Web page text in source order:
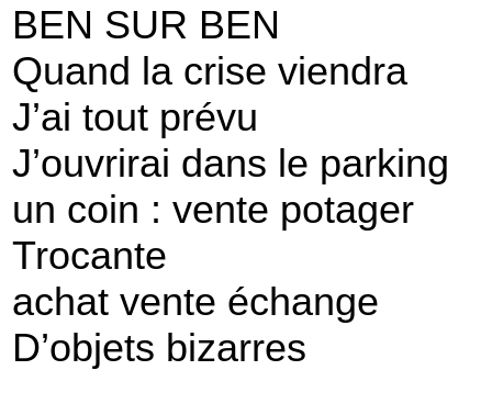
BEN SUR BEN
Quand la crise viendra
J’ai tout prévu
J’ouvrirai dans le parking
un coin : vente potager
Trocante
achat vente échange
D’objets bizarres